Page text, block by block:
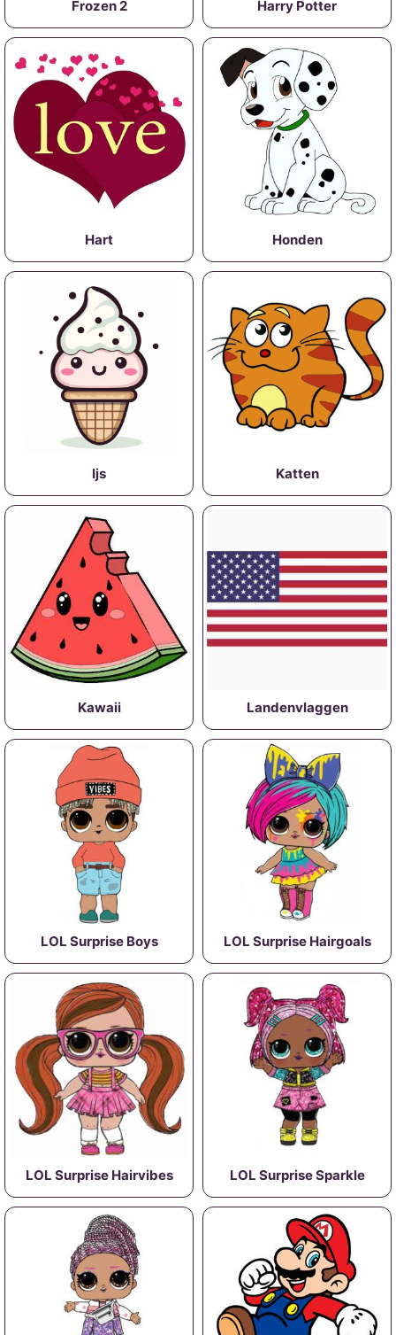
Frozen 2 Harry Potter
Hart Honden
Ijs Katten
Kawaii Landenvlaggen
LOL Surprise Boys LOL Surprise Hairgoals
LOL Surprise Hairvibes LOL Surprise Sparkle